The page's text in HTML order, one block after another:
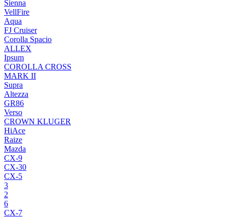
Sienna
VellFire
Aqua
FJ Cruiser
Corolla Spacio
ALLEX
Ipsum
COROLLA CROSS
MARK II
Supra
Altezza
GR86
Verso
CROWN KLUGER
HiAce
Raize
Mazda
CX-9
CX-30
CX-5
3
2
6
CX-7